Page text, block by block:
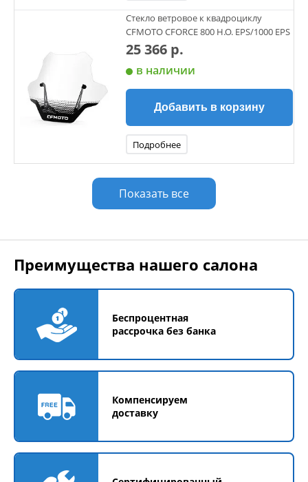
Cтекло ветровое к квадроциклу
CFMOTO CFORCE 800 H.O. EPS/1000 EPS
25 366 р.
в наличии
Добавить в корзину
Подробнее
Показать все
Преимущества нашего салона
Беспроцентная
рассрочка без банка
Компенсируем
доставку